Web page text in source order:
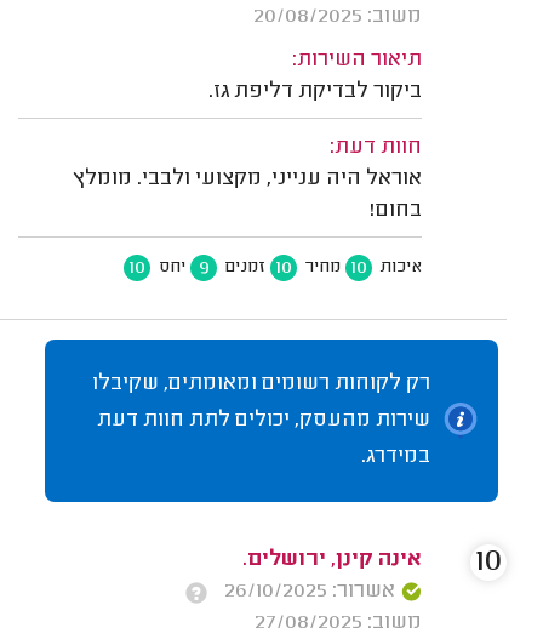
משוב: 20/08/2025
תיאור השירות:
ביקור לבדיקת דליפת גז.
חוות דעת:
אוראל היה ענייני, מקצועי ולבבי. מומלץ
בחום!
איכות 10 מחיר 10 זמנים 9 יחס 10
רק לקוחות רשומים ומאומתים, שקיבלו
שירות מהעסק, יכולים לתת חוות דעת
במידרג.
אינה קינן, ירושלים.
אשרור: 26/10/2025
משוב: 27/08/2025
10